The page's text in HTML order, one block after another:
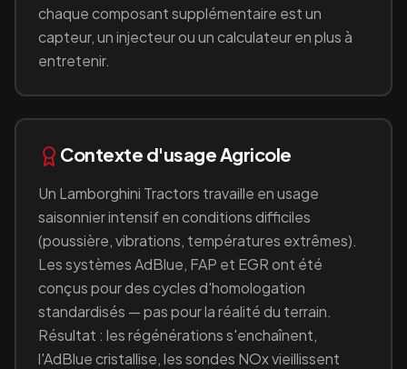
chaque composant supplémentaire est un
capteur, un injecteur ou un calculateur en plus à
entretenir.
Contexte d'usageAgricole
Un Lamborghini Tractors travaille enusage
saisonnier intensif en conditions difficiles
(poussière, vibrations, températures extrêmes).
Les systèmes AdBlue, FAP et EGR ont été
conçus pour des cycles d'homologation
standardisés — pas pour la réalité du terrain.
Résultat : les régénérations s'enchaînent,
l'AdBlue cristallise, les sondes NOx vieillissent